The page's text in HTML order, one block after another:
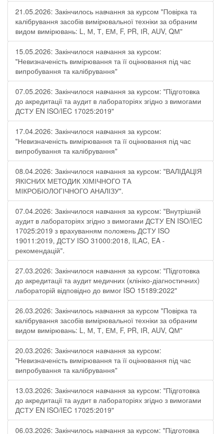
21.05.2026: Закінчилось навчання за курсом "Повірка та
калібрування засобів вимірювальної техніки за обраним
видом вимірювань: L, М, Т, ЕМ, F, РR, ІR, АUV, QМ"
15.05.2026: Закінчилося навчання за курсом:
"Невизначеність вимірювання та її оцінювання під час
випробування та калібрування"
07.05.2026: Закінчилося навчання за курсом: "Підготовка
до акредитації та аудит в лабораторіях згідно з вимогами
ДСТУ EN ISO/IEC 17025:2019"
17.04.2026: Закінчилося навчання за курсом:
"Невизначеність вимірювання та її оцінювання під час
випробування та калібрування"
08.04.2026: Закінчилося навчання за курсом: "ВАЛІДАЦІЯ
ЯКІСНИХ МЕТОДИК ХІМІЧНОГО ТА
МІКРОБІОЛОГІЧНОГО АНАЛІЗУ".
07.04.2026: Закінчилося навчання за курсом: "Внутрішній
аудит в лабораторіях згідно з вимогами ДСТУ EN ISO/IEC
17025:2019 з врахуванням положень ДСТУ ISO
19011:2019, ДСТУ ISO 31000:2018, ILAC, EA -
рекомендацій".
27.03.2026: Закінчилося навчання за курсом: "Підготовка
до акредитації та аудит медичних (клініко-діагностичних)
лабораторій відповідно до вимог ISO 15189:2022"
26.03.2026: Закінчилось навчання за курсом "Повірка та
калібрування засобів вимірювальної техніки за обраним
видом вимірювань: L, М, Т, ЕМ, F, РR, ІR, АUV, QМ"
20.03.2026: Закінчилося навчання за курсом:
"Невизначеність вимірювання та її оцінювання під час
випробування та калібрування"
13.03.2026: Закінчилося навчання за курсом: "Підготовка
до акредитації та аудит в лабораторіях згідно з вимогами
ДСТУ EN ISO/IEC 17025:2019"
06.03.2026: Закінчилось навчання за курсом: "Підготовка